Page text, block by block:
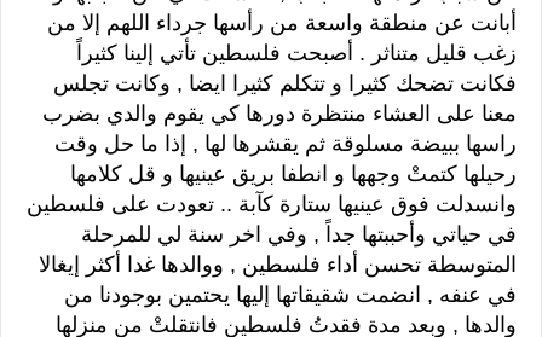
أبانت عن منطقة واسعة من رأسها جرداء اللهم إلا من
زغب قليل متناثر . أصبحت فلسطين تأتي إلينا كثيراً
فكانت تضحك كثيرا و تتكلم كثيرا ايضا , وكانت تجلس
معنا على العشاء منتظرة دورها كي يقوم والدي بضرب
راسها ببيضة مسلوقة ثم يقشرها لها , إذا ما حل وقت
رحيلها كتمتْ وجهها و انطفا بريق عينيها و قل كلامها
وانسدلت فوق عينيها ستارة كآبة .. تعودت على فلسطين
في حياتي وأحببتها جداً , وفي اخر سنة لي للمرحلة
المتوسطة تحسن أداء فلسطين , ووالدها غدا أكثر إيغالا
في عنفه , انضمت شقيقاتها إليها يحتمين بوجودنا من
والدها , وبعد مدة فقدتُ فلسطين فانتقلتْ من منزلها